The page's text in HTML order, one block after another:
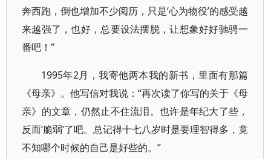
奔西跑，倒也增加不少阅历，只是‘心为物役’的感受越
来越强了，也好，总要设法摆脱，让想象好好驰骋一
番吧！”
1995年2月，我寄他两本我的新书，里面有那篇
《母亲》。他写信对我说：“再次读了你写的关于《母
亲》的文章，仍然止不住流泪。也许是年纪大了些，
反而‘脆弱’了吧。总记得十七八岁时是要理智得多，竟
不知哪个时候的自己是好些的。”